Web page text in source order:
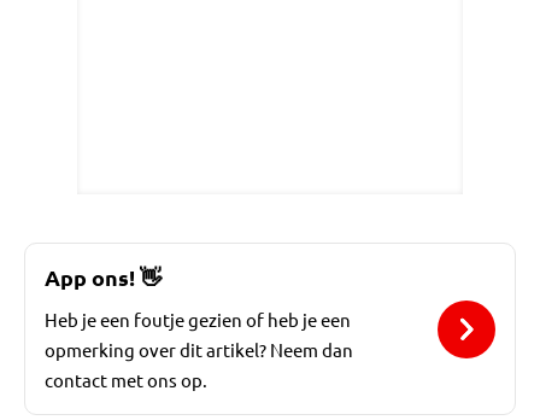
App ons!👋
Heb je een foutje gezien of heb je een
opmerking over dit artikel? Neem dan
contact met ons op.